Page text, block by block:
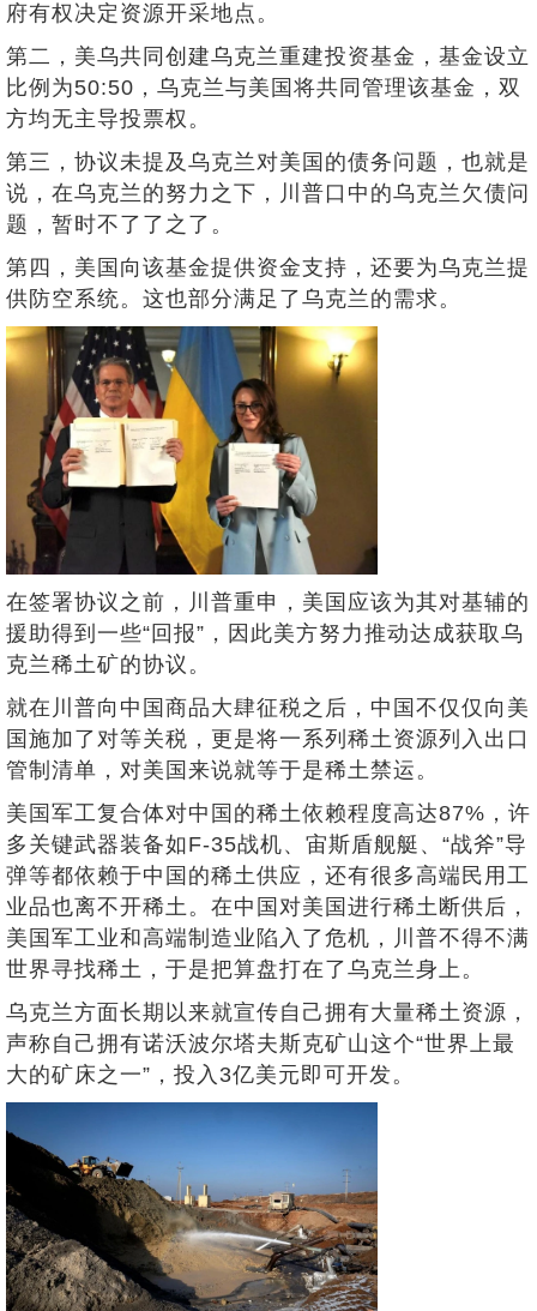
府有权决定资源开采地点。
第二，美乌共同创建乌克兰重建投资基金，基金设立
比例为50:50，乌克兰与美国将共同管理该基金，双
方均无主导投票权。
第三，协议未提及乌克兰对美国的债务问题，也就是
说，在乌克兰的努力之下，川普口中的乌克兰欠债问
题，暂时不了了之了。
第四，美国向该基金提供资金支持，还要为乌克兰提
供防空系统。这也部分满足了乌克兰的需求。
在签署协议之前，川普重申，美国应该为其对基辅的
援助得到一些“回报”，因此美方努力推动达成获取乌
克兰稀土矿的协议。
就在川普向中国商品大肆征税之后，中国不仅仅向美
国施加了对等关税，更是将一系列稀土资源列入出口
管制清单，对美国来说就等于是稀土禁运。
美国军工复合体对中国的稀土依赖程度高达87%，许
多关键武器装备如F-35战机、宙斯盾舰艇、“战斧”导
弹等都依赖于中国的稀土供应，还有很多高端民用工
业品也离不开稀土。在中国对美国进行稀土断供后，
美国军工业和高端制造业陷入了危机，川普不得不满
世界寻找稀土，于是把算盘打在了乌克兰身上。
乌克兰方面长期以来就宣传自己拥有大量稀土资源，
声称自己拥有诺沃波尔塔夫斯克矿山这个“世界上最
大的矿床之一”，投入3亿美元即可开发。